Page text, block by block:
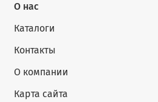
О нас
Каталоги
Контакты
О компании
Карта сайта